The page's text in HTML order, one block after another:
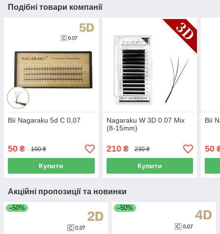
Подібні товари компанії
Вії Nagaraku 5d C 0,07
50 ₴ 100 ₴
Купити
Nagaraku W 3D 0.07 Mix
(8-15mm)
210₴ 230 ₴
Купити
Вії
50
Акційні пропозиції та новинки
–50% –50%